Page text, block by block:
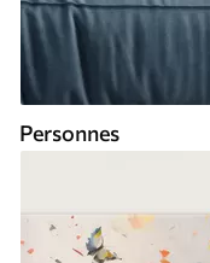
Personnes